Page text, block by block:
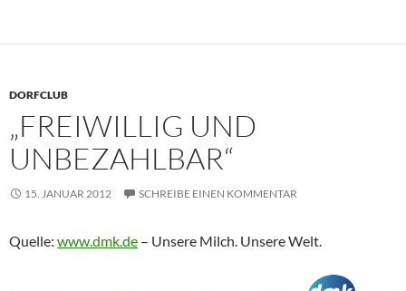
DORFCLUB
„FREIWILLIG UND
UNBEZAHLBAR“
15. JANUAR 2012 SCHREIBE EINEN KOMMENTAR
Quelle: www.dmk.de – Unsere Milch. Unsere Welt.